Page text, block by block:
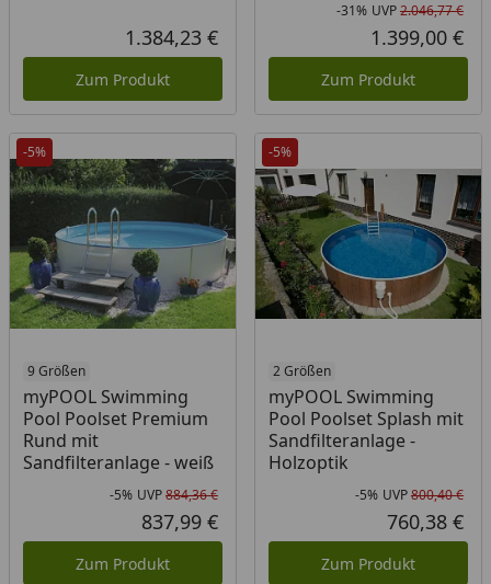
Aktueller Preis
1.384,23 €
Zum Produkt
-31% UVP2.046,77 €
1.399,00 €
Zum Produkt
-5%
9 Größen
myPOOL Swimming
Pool Poolset Premium
Rund mit
Sandfilteranlage - weiß
Rabatt in Prozent
-5%
Ursprünglicher Preis
UVP884,36 €
Aktueller Preis
837,99 €
Zum Produkt
-5%
2 Größen
myPOOL Swimming
Pool Poolset Splash mit
Sandfilteranlage -
Holzoptik
-5% UVP800,40 €
760,38 €
Zum Produkt